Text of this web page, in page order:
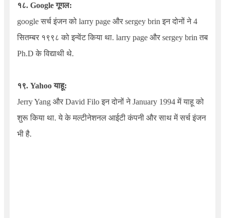
१८. Google गूगल:
google सर्च इंजन को larry page और sergey brin इन दोनों ने 4
सितम्बर १९९८ को इन्वेंट किया था. larry page और sergey brin तब
Ph.D के विद्याथी थे.
१९. Yahooयाहू:
Jerry Yang और David Filoइन दोनों नेJanuary 1994 में याहू को
शुरू किया था. ये के मल्टीनेशनल आईटी कंपनी और साथ में सर्च इंजन
भी है.